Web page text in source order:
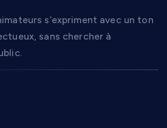
s’expriment avec un ton
sans chercher à